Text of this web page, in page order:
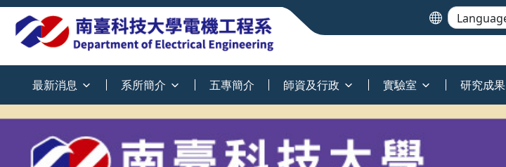
最新消息 系所簡介 五專簡介 師資及行政 實驗室 研究成果